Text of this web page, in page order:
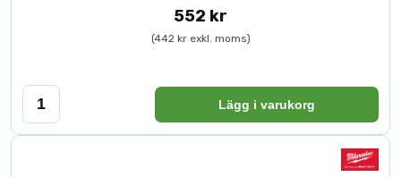
552 kr
(442 kr exkl. moms)
Lägg i varukorg